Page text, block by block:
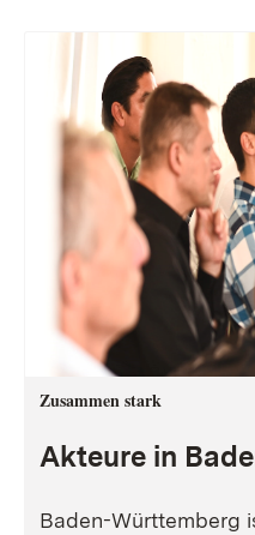
Zusammen stark
Akteure in
Baden-Württemberg